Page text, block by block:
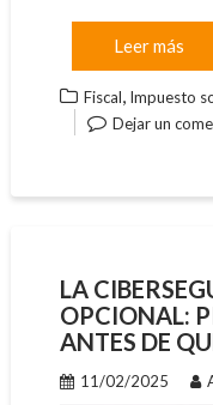
Leer más
Fiscal, Impuesto
Dejar un
LA
OPCIONAL:
ANTES DE
11/02/2025